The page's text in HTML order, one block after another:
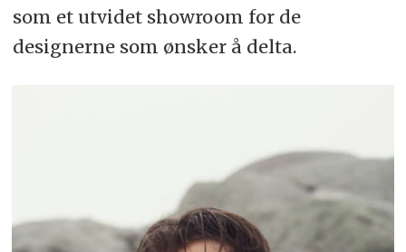
som et utvidet showroom for de
designerne som ønsker å delta.